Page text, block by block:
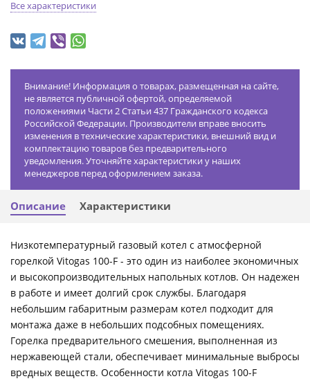
Все характеристики
Внимание! Информация о товарах, размещенная на сайте,
не является публичной офертой, определяемой
положениями Части 2 Статьи 437 Гражданского кодекса
Российской Федерации. Производители вправе вносить
изменения в технические характеристики, внешний вид и
комплектацию товаров без предварительного
уведомления. Уточняйте характеристики у наших
менеджеров перед оформлением заказа.
Описание Характеристики
Низкотемпературный газовый котел с атмосферной
горелкой Vitogas 100-F - это один из наиболее экономичных
и высокопроизводительных напольных котлов. Он надежен
в работе и имеет долгий срок службы. Благодаря
небольшим габаритным размерам котел подходит для
монтажа даже в небольших подсобных помещениях.
Горелка предварительного смешения, выполненная из
нержавеющей стали, обеспечивает минимальные выбросы
вредных веществ. Особенности котла Vitogas 100-F